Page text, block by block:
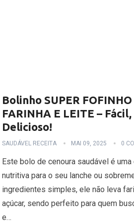
Bolinho SUPER
FARINHA E LEITE –
Delicioso!
SAUDÁVEL RECEITA MAI 09, 2025 0
Este bolo de cenoura saudável é
nutritiva para o seu lanche ou
ingredientes simples, ele não leva
açúcar, sendo perfeito para quem
e…